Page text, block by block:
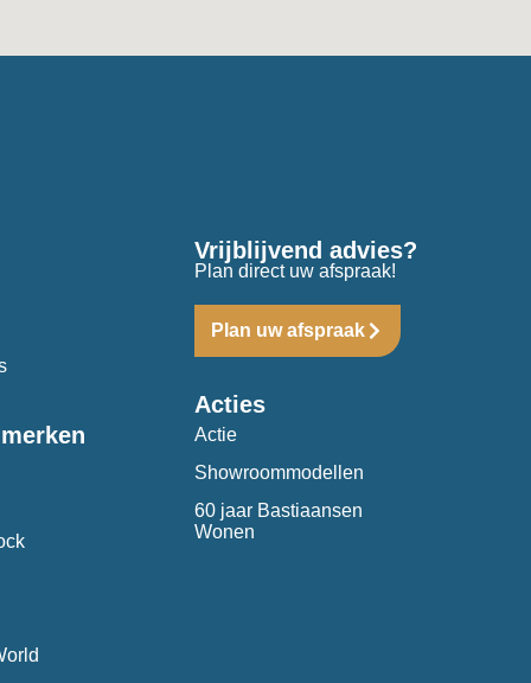
Vrijblijvend advies?
Plan direct uw afspraak!
Plan uw afspraak
Acties
Actie
Showroommodellen
60 jaar Bastiaansen
Wonen